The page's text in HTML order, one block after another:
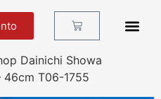
Dainichi Showa
46cm T06-1755